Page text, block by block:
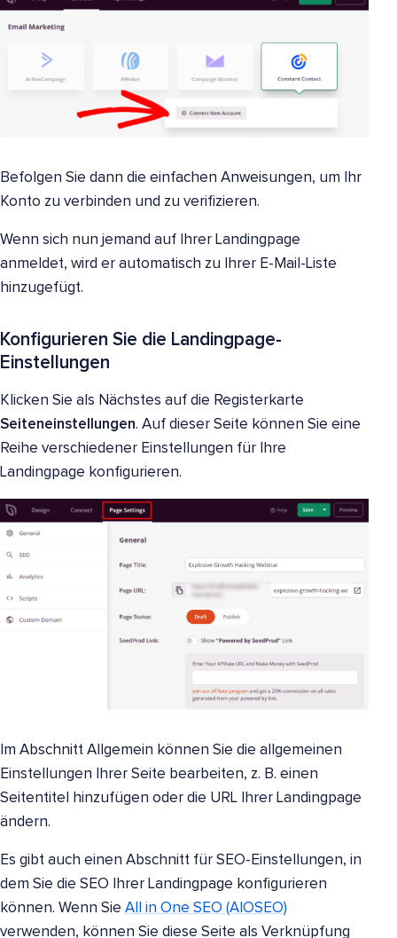
Befolgen Sie dann die einfachen Anweisungen, um Ihr
Konto zu verbinden und zu verifizieren.
Wenn sich nun jemand auf Ihrer Landingpage
anmeldet, wird er automatisch zu Ihrer E-Mail-Liste
hinzugefügt.
Konfigurieren Sie die Landingpage-
Einstellungen
Klicken Sie als Nächstes auf die Registerkarte
Seiteneinstellungen. Auf dieser Seite können Sie eine
Reihe verschiedener Einstellungen für Ihre
Landingpage konfigurieren.
Im Abschnitt Allgemein können Sie die allgemeinen
Einstellungen Ihrer Seite bearbeiten, z. B. einen
Seitentitel hinzufügen oder die URL Ihrer Landingpage
ändern.
Es gibt auch einen Abschnitt für SEO-Einstellungen, in
dem Sie die SEO Ihrer Landingpage konfigurieren
können. Wenn Sie All in One SEO (AIOSEO)
verwenden, können Sie diese Seite als Verknüpfung